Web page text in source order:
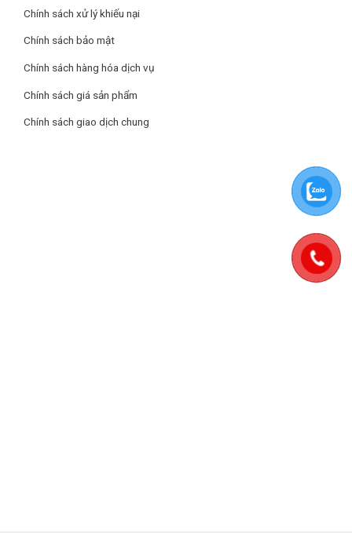
Chính sách xử lý khiếu nại
Chính sách bảo mật
Chính sách hàng hóa dịch vụ
Chính sách giá sản phẩm
Chính sách giao dịch chung